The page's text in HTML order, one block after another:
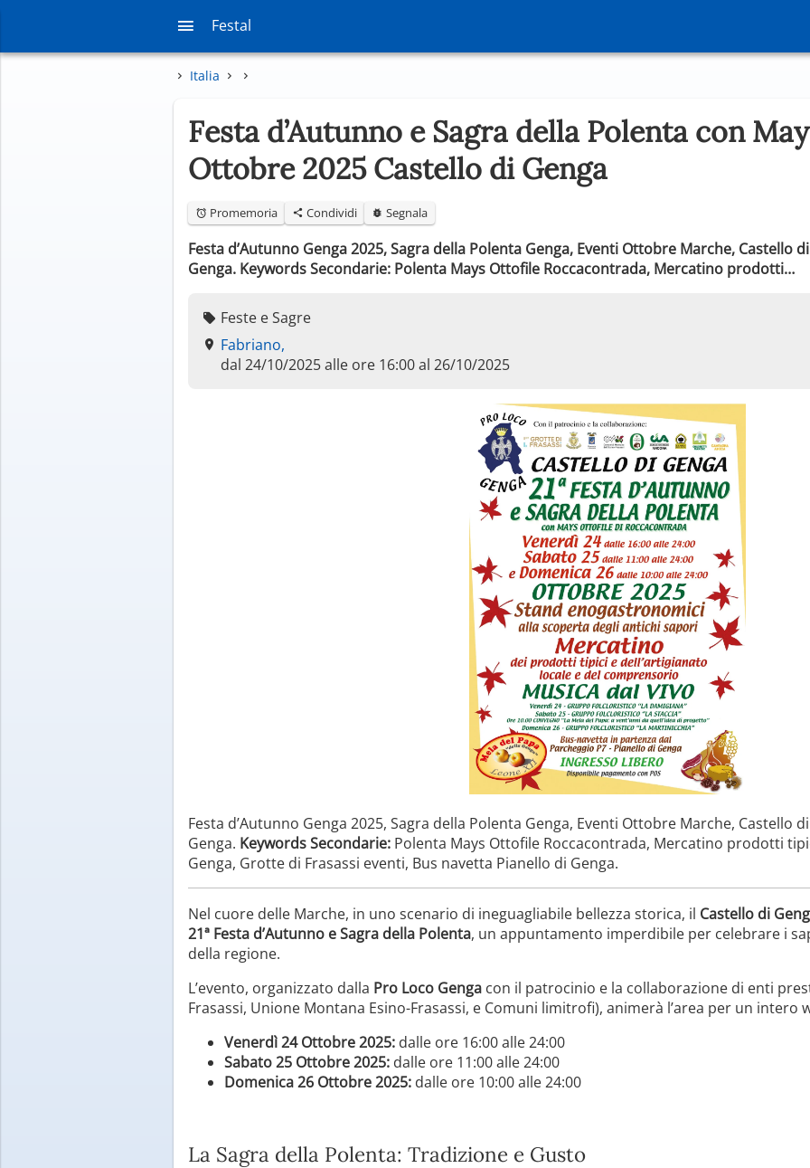
Festal
Italia
Festa d’Autunno e Sagra della Polenta con
Ottobre 2025 Castello di Genga
Promemoria Condividi Segnala
Festa d’Autunno Genga 2025, Sagra della Polenta Genga, Eventi Ottobre Marche, Castello
Genga. Keywords Secondarie: Polenta Mays Ottofile Roccacontrada, Mercatino prodotti…
Feste e Sagre
Fabriano,
dal 24/10/2025 alle ore 16:00 al 26/10/2025
Festa d’Autunno Genga 2025, Sagra della Polenta Genga, Eventi Ottobre Marche, Castello
Genga. Keywords Secondarie: Polenta Mays Ottofile Roccacontrada, Mercatino prodotti
Genga, Grotte di Frasassi eventi, Bus navetta Pianello di Genga.
Nel cuore delle Marche, in uno scenario di ineguagliabile bellezza storica, il Castello di
21ª Festa d’Autunno e Sagra della Polenta, un appuntamento imperdibile per celebrare i
della regione.
L’evento, organizzato dalla Pro Loco Genga con il patrocinio e la collaborazione di enti
Frasassi, Unione Montana Esino-Frasassi, e Comuni limitrofi), animerà l’area per un intero
Venerdì 24 Ottobre 2025: dalle ore 16:00 alle 24:00
Sabato 25 Ottobre 2025: dalle ore 11:00 alle 24:00
Domenica 26 Ottobre 2025: dalle ore 10:00 alle 24:00
La Sagra della Polenta: Tradizione e Gusto